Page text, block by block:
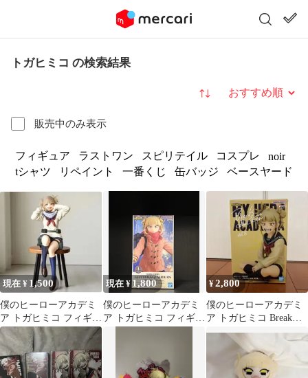
トガヒミコ の検索結果
販売中のみ表示
並び替え
フィギュア ラストワン スピリテイル コスプレ
noir
tシャツ
リペイント 一番くじ 缶バッジ ベースヤード
現在 ¥ 1,500
僕のヒーローアカデミ
ア トガヒミコ フィギュ
ア ヒロアカ
現在 ¥ 1,800
僕のヒーローアカデミ
ア トガヒミコ フィギュ
¥2,800
僕のヒーローアカデミ
ア トガヒミコ Break
time collection